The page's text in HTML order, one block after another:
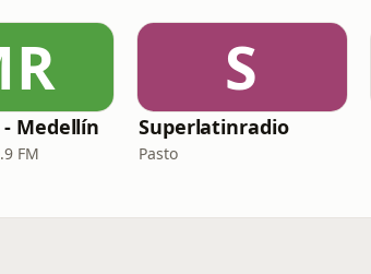
Medellín
FM
S
Superlatinradio
Pasto